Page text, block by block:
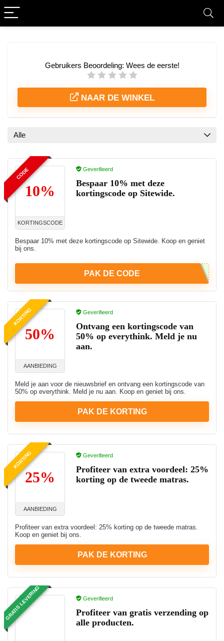
Gebruikers Beoordeling: Wees de eerste!
NAAR DE WINKEL
Alle
CODE
10%
KORTINGSCODE
Geverifieerd
Bespaar 10% met deze
kortingscode op Sitewide.
Bespaar 10% met deze kortingscode op Sitewide. Koop en geniet
bij ons.
PAK DE CODE
KORTING
50%
AANBIEDING
Geverifieerd
Ontvang een kortingscode van
50% op everythink. Meld je nu
aan.
Meld je aan voor de nieuwsbrief en ontvang een kortingscode van
50% op everythink. Meld je nu aan. Koop en geniet bij ons.
PAK DE KORTING
KORTING
25%
AANBIEDING
Geverifieerd
Profiteer van extra voordeel: 25%
korting op de tweede matras.
Profiteer van extra voordeel: 25% korting op de tweede matras.
Koop en geniet bij ons.
PAK DE KORTING
GRATIS LEVERING Geverifieerd
Profiteer van gratis verzending op
alle producten.